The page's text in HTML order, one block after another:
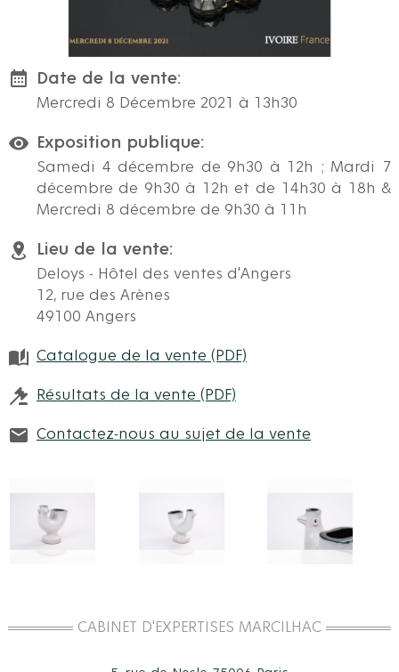
Date de la vente:
Mercredi 8 Décembre 2021 à 13h30
Exposition publique:
Samedi 4 décembre de 9h30 à 12h ; Mardi 7
décembre de 9h30 à 12h et de 14h30 à 18h &
Mercredi 8 décembre de 9h30 à 11h
Lieu de la vente:
Deloys - Hôtel des ventes d'Angers
12, rue des Arènes
49100 Angers
Catalogue de la vente (PDF)
Résultats de la vente (PDF)
Contactez-nous au sujet de la vente
CABINET D'EXPERTISES MARCILHAC